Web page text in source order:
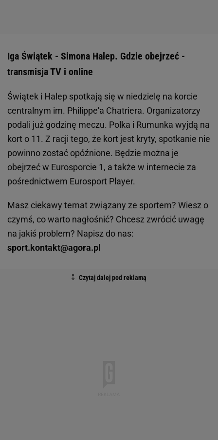
Iga Świątek - Simona Halep. Gdzie obejrzeć -
transmisja TV i online
Świątek i Halep spotkają się w niedzielę na korcie
centralnym im. Philippe'a Chatriera. Organizatorzy
podali już godzinę meczu. Polka i Rumunka wyjdą na
kort o 11. Z racji tego, że kort jest kryty, spotkanie nie
powinno zostać opóźnione. Będzie można je
obejrzeć w Eurosporcie 1, a także w internecie za
pośrednictwem Eurosport Player.
Masz ciekawy temat związany ze sportem? Wiesz o
czymś, co warto nagłośnić? Chcesz zwrócić uwagę
na jakiś problem? Napisz do nas:
sport.kontakt@agora.pl